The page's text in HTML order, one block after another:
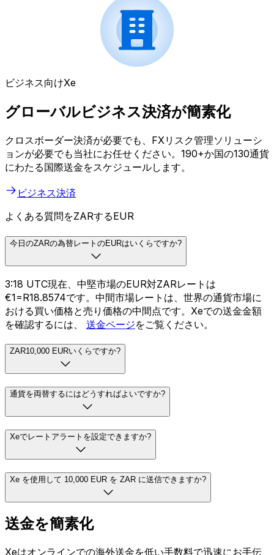
ビジネス向けXe
グローバルビジネス決済が簡素化
クロスボーダー決済が必要でも、FXリスク管理ソリューシ
ョンが必要でも当社にお任せください。190+か国の130通貨
にわたる国際送金をスケジュールします。
ビジネス決済
よくある質問をZARするEUR
今日のZARの為替レートのEURはいくらですか?
3:18 UTC現在、中堅市場のEUR対ZARレートは
€1=R18.8574です。中間市場レートは、世界の通貨市場に
おける買い価格と売り価格の中間点です。Xeでの送金金額
を確認するには、 送金ページをご覧ください。
ZAR10,000 EURいくらですか?
通貨を両替するにはどうすればよいですか?
Xeでレートアラートを設定できますか?
Xe を使用して 10,000 EUR を ZAR に送信できますか?
送金を簡素化
Xeはオンラインでの海外送金を低い手数料で迅速にお手伝